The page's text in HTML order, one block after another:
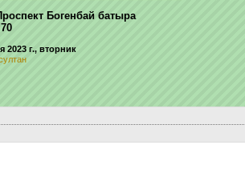
Богенбай батыра
70
2023 г., вторник